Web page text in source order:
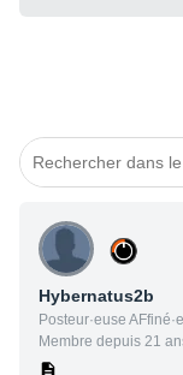
Hybernatus2b
Posteur·euse AFfiné·e
Membre depuis 21